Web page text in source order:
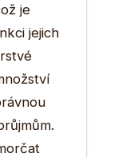
je
jejich